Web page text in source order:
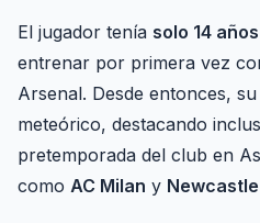
El jugador tenía solo 14 años
entrenar por primera vez
Arsenal. Desde entonces,
meteórico, destacando
pretemporada del club en
como AC Milan y